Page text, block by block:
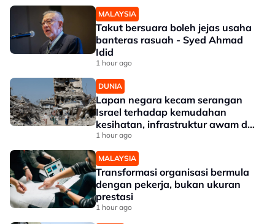
MALAYSIA
Takut bersuara boleh jejas usaha
banteras rasuah - Syed Ahmad
Idid
1 hour ago
DUNIA
Lapan negara kecam serangan
Israel terhadap kemudahan
kesihatan, infrastruktur awam di
Gaza
1 hour ago
MALAYSIA
Transformasi organisasi bermula
dengan pekerja, bukan ukuran
prestasi
1 hour ago